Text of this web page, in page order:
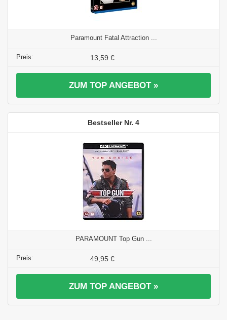
Paramount Fatal Attraction ...
13,59 €
ZUM TOP ANGEBOT »
4
PARAMOUNT Top Gun ...
49,95 €
ZUM TOP ANGEBOT »